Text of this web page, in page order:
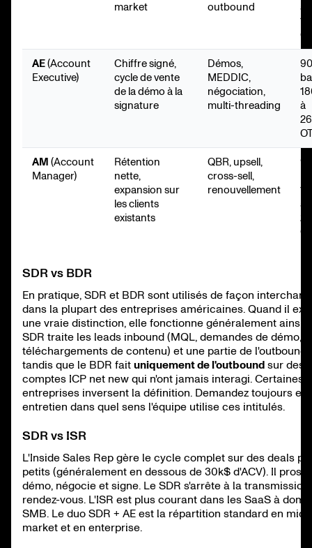
market
outbound
à
AE(Account
Executive)
Chiffre signé,
cycle de vente
de la démo à la
signature
Démos,
MEDDIC,
négociation,
multi-threading
à
AM (Account
Manager)
Rétention
nette,
expansion sur
les clients
existants
QBR, upsell,
cross-sell,
renouvellement
à
SDR vs BDR
En pratique, SDR et BDR sont utilisés de façon
dans la plupart des entreprises américaines. Quand il
une vraie distinction, elle fonctionne généralement ainsi :
SDR traite les leads inbound (MQL, demandes de démo,
téléchargements de contenu) et une partie de l'outbound,
tandis que le BDR fait uniquement de l'outbound sur des
comptes ICP net new qui n'ont jamais interagi. Certaines
entreprises inversent la définition. Demandez toujours en
entretien dans quel sens l'équipe utilise ces intitulés.
SDR vs ISR
L'Inside Sales Rep gère le cycle complet sur des deals
petits (généralement en dessous de 30k$ d'ACV). Il
démo, négocie et signe. Le SDR s'arrête à la transmission
rendez-vous. L'ISR est plus courant dans les SaaS à
SMB. Le duo SDR + AE est la répartition standard en mid
market et en enterprise.